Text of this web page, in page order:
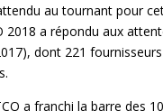
au tournant pour
2018 a répondu aux
dont 221
a franchi la barre des